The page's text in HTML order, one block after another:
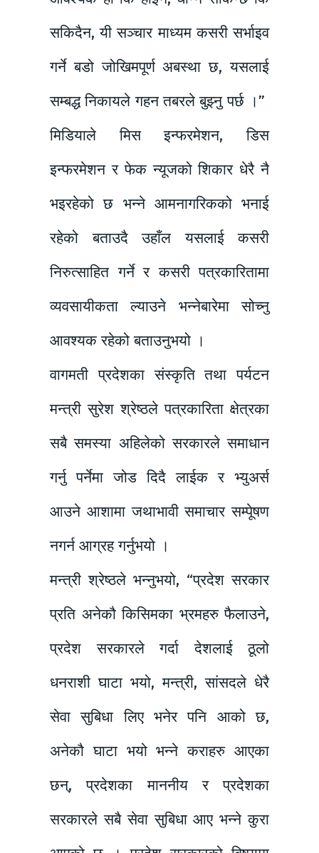
सकिदैन, यी सञ्चार माध्यम कसरी सर्भाइव
गर्ने बडो जोखिमपूर्ण अबस्था छ, यसलाई
सम्बद्ध निकायले गहन तबरले बुझ्नु पर्छ ।”
मिडियाले मिस इन्फरमेशन, डिस
इन्फरमेशन र फेक न्यूजको शिकार धेरै नै
भइरहेको छ भन्ने आमनागरिकको भनाई
रहेको बताउदै उहाँल यसलाई कसरी
निरुत्साहित गर्ने र कसरी पत्रकारितामा
व्यवसायीकता ल्याउने भन्नेबारेमा सोच्नु
आवश्यक रहेको बताउनुभयो ।
वागमती प्रदेशका संस्कृति तथा पर्यटन
मन्त्री सुरेश श्रेष्ठले पत्रकारिता क्षेत्रका
सबै समस्या अहिलेको सरकारले समाधान
गर्नु पर्नेमा जोड दिदै लाईक र भ्युअर्स
आउने आशामा जथाभावी समाचार सम्पूेषण
नगर्न आग्रह गर्नुभयो ।
मन्त्री श्रेष्ठले भन्नुभयो, “प्रदेश सरकार
प्रति अनेकौ किसिमका भ्रमहरु फैलाउने,
प्रदेश सरकारले गर्दा देशलाई ठूलो
धनराशी घाटा भयो, मन्त्री, सांसदले धेरै
सेवा सुबिधा लिए भनेर पनि आको छ,
अनेकौ घाटा भयो भन्ने कराहरु आएका
छन्, प्रदेशका माननीय र प्रदेशका
सरकारले सबै सेवा सुबिधा आए भन्ने कुरा